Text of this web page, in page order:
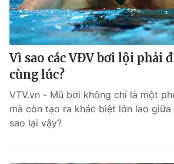
Vì sao các VĐV bơi lội phải
cùng lúc?
VTV.vn - Mũ bơi không chỉ là một
mà còn tạo ra khác biệt lớn lao
sao lại vậy?